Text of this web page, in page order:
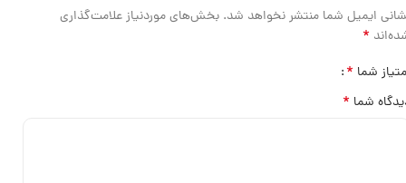
ایمیل شما منتشر نخواهد شد. بخش‌های موردنیاز علامت‌گذاری
*
شما *
شما *